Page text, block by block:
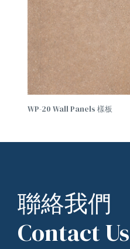
WP-20 Wall Panels 樣板
聯絡我們
Contact Us